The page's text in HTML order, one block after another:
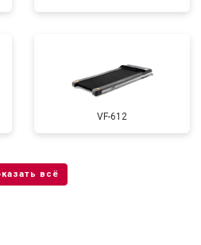
VF-612